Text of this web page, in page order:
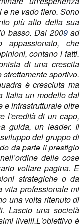
ne vado fiero. Sono
più alto della sua
basso. Dal 2009ad
che
contano i fatti.
di una crescita
sportivo.
è cresciuta ma
Italia un modello dal
e infrastrutturale oltre
l'eredità di un capo,
guida, un leader. Il
del gruppo di
da parte il prestigio
delle cose
voltare pagina. E
strategiche o da
vita professionale mi
una volta ritenuto di
Lascio una società
livelli.L'obiettivo è